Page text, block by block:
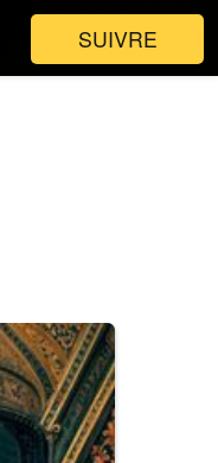
SUIVRE